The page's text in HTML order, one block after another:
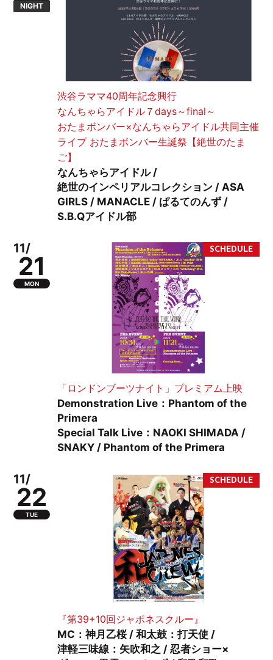
NIGHT
渋谷ラママ40周年記念興行
なんちゃらアイドル７days～final～
おたまボンバー×なんちゃらアイドル共同主催
ライブ おたまボンバー生誕祭【絶世のたま
ご】
なんちゃらアイドル /
絶世のインペリアルコレクション / ASA
GIRLS / MANACLE / ぱるてのんず /
S.B.Qアイドル部
11/
21
MON
「ロンドンブーツナイト」プレミアム上映
Demonstration Live：Phantom of the
Primera
Special Talk Live：NAOKI SHIMADA /
SNAKY / Phantom of the Primera
11/
22
TUE
『第39+10回ジャポネスクルー』
MC：神月乙桜 / 和太鼓：打天使 /
津軽三味線：矢吹和之 / 忍者ショー×